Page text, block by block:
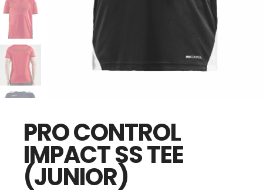
PRO CONTROL
IMPACT SS TEE
(JUNIOR)